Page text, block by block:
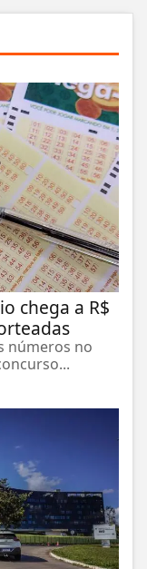
chega a R$
números no